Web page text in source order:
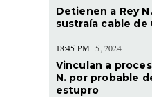
Detienen a Rey
sustraía cable de
18:45 PM 5, 2024
Vinculan a
N. por probable
estupro